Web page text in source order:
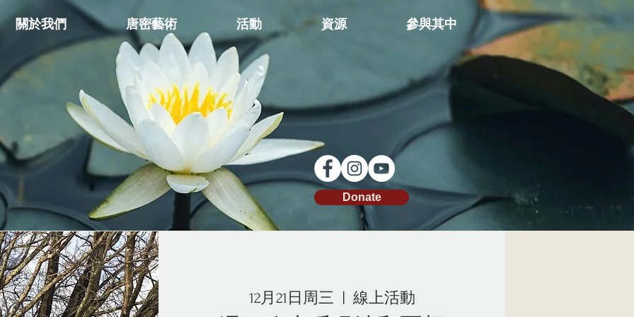
關於我們 唐密藝術 活動 資源 參與其中
Donate
12月21日周三 線上活動